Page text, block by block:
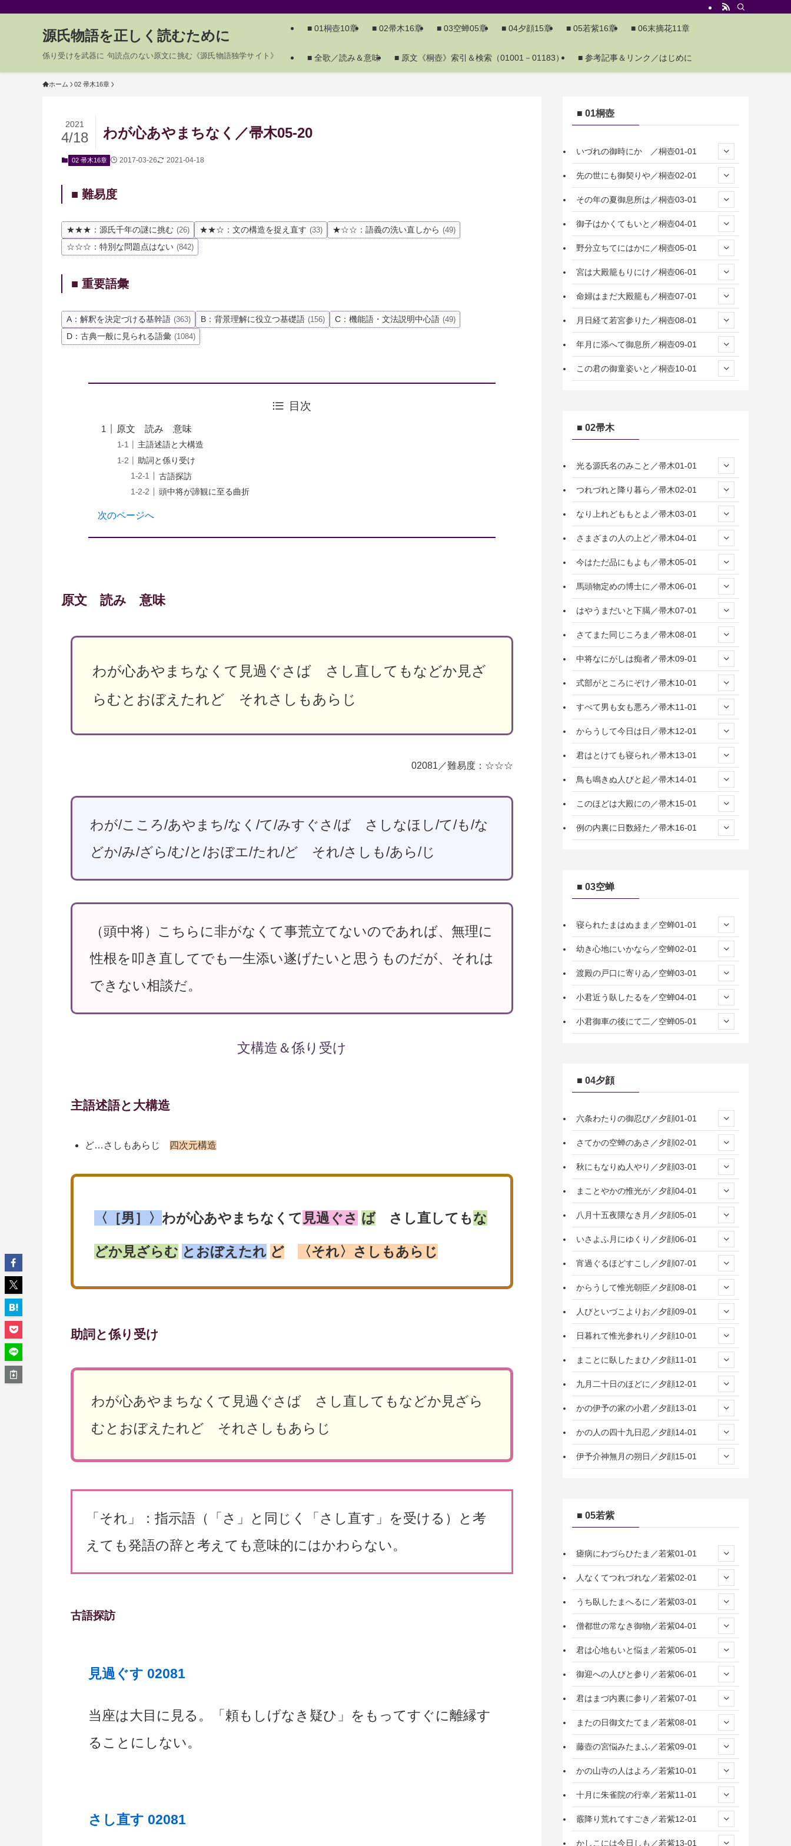
源氏物語を正しく読むために
係り受けを武器に 句読点のない原文に挑む《源氏物語独学サイト》
■ 01桐壺10章 ■ 02帚木16章 ■ 03空蝉05章 ■ 04夕顔15章 ■ 05若紫16章 ■ 06末摘花11章
■ 全歌／読み＆意味 ■ 原文《桐壺》索引＆検索（01001－01183） ■ 参考記事＆リンク／はじめに
ホーム 02 帚木16章
わが心あやまちなく／帚木05-20
2021
4/18
02 帚木16章 2017-03-26 2021-04-18
■ 難易度
★★★：源氏千年の謎に挑む (26) ★★☆：文の構造を捉え直す (33) ★☆☆：語義の洗い直しから (49)
☆☆☆：特別な問題点はない (842)
■ 重要語彙
A：解釈を決定づける基幹語 (363) B：背景理解に役立つ基礎語 (156) C：機能語・文法説明中心語 (49)
D：古典一般に見られる語彙 (1084)
目次
原文 読み 意味
主語述語と大構造
助詞と係り受け
古語探訪
頭中将が諦観に至る曲折
次のページへ
原文 読み 意味
わが心あやまちなくて見過ぐさば さし直してもなどか見ざ
らむとおぼえたれど それさしもあらじ
02081／難易度：☆☆☆
わが/こころ/あやまち/なく/て/みすぐさ/ば さしなほし/て/も/な
どか/み/ざら/む/と/おぼエ/たれ/ど それ/さしも/あら/じ
（頭中将）こちらに非がなくて事荒立てないのであれば、無理に
性根を叩き直してでも一生添い遂げたいと思うものだが、それは
できない相談だ。
文構造＆係り受け
主語述語と大構造
ど…さしもあらじ 四次元構造
〈［男］〉 わが心あやまちなくて 見過ぐさ ばさし直してもな
どか見ざらむ とおぼえたれ ど 〈それ〉さしもあらじ
助詞と係り受け
わが心あやまちなくて見過ぐさば さし直してもなどか見ざら
むとおぼえたれど それさしもあらじ
「それ」：指示語（「さ」と同じく「さし直す」を受ける）と考
えても発語の辞と考えても意味的にはかわらない。
古語探訪
見過ぐす 02081
当座は大目に見る。「頼もしげなき疑ひ」をもってすぐに離縁す
ることにしない。
さし直す 02081
■ 01桐壺
いづれの御時にか ／桐壺01-01
先の世にも御契りや／桐壺02-01
その年の夏御息所は／桐壺03-01
御子はかくてもいと／桐壺04-01
野分立ちてにはかに／桐壺05-01
宮は大殿籠もりにけ／桐壺06-01
命婦はまだ大殿籠も／桐壺07-01
月日経て若宮参りた／桐壺08-01
年月に添へて御息所／桐壺09-01
この君の御童姿いと／桐壺10-01
■ 02帚木
光る源氏名のみこと／帚木01-01
つれづれと降り暮ら／帚木02-01
なり上れどももとよ／帚木03-01
さまざまの人の上ど／帚木04-01
今はただ品にもよも／帚木05-01
馬頭物定めの博士に／帚木06-01
はやうまだいと下臈／帚木07-01
さてまた同じころま／帚木08-01
中将なにがしは痴者／帚木09-01
式部がところにぞけ／帚木10-01
すべて男も女も悪ろ／帚木11-01
からうして今日は日／帚木12-01
君はとけても寝られ／帚木13-01
鳥も鳴きぬ人びと起／帚木14-01
このほどは大殿にの／帚木15-01
例の内裏に日数経た／帚木16-01
■ 03空蝉
寝られたまはぬまま／空蝉01-01
幼き心地にいかなら／空蝉02-01
渡殿の戸口に寄りゐ／空蝉03-01
小君近う臥したるを／空蝉04-01
小君御車の後にて二／空蝉05-01
■ 04夕顔
六条わたりの御忍び／夕顔01-01
さてかの空蝉のあさ／夕顔02-01
秋にもなりぬ人やり／夕顔03-01
まことやかの惟光が／夕顔04-01
八月十五夜隈なき月／夕顔05-01
いさよふ月にゆくり／夕顔06-01
宵過ぐるほどすこし／夕顔07-01
からうして惟光朝臣／夕顔08-01
人びといづこよりお／夕顔09-01
日暮れて惟光参れり／夕顔10-01
まことに臥したまひ／夕顔11-01
九月二十日のほどに／夕顔12-01
かの伊予の家の小君／夕顔13-01
かの人の四十九日忍／夕顔14-01
伊予介神無月の朔日／夕顔15-01
■ 05若紫
瘧病にわづらひたま／若紫01-01
人なくてつれづれな／若紫02-01
うち臥したまへるに／若紫03-01
僧都世の常なき御物／若紫04-01
君は心地もいと悩ま／若紫05-01
御迎への人びと参り／若紫06-01
君はまづ内裏に参り／若紫07-01
またの日御文たてま／若紫08-01
藤壺の宮悩みたまふ／若紫09-01
かの山寺の人はよろ／若紫10-01
十月に朱雀院の行幸／若紫11-01
霰降り荒れてすごき／若紫12-01
かしこには今日しも／若紫13-01